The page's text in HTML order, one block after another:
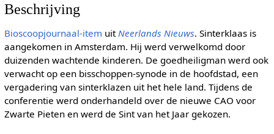
Beschrijving
Bioscoopjournaal-item uitNeerlands Nieuws. Sinterklaas is
aangekomen in Amsterdam. Hij werd verwelkomd door
duizenden wachtende kinderen. De goedheiligman werd ook
verwacht op een bisschoppen-synode in de hoofdstad, een
vergadering van sinterklazen uit het hele land. Tijdens de
conferentie werd onderhandeld over de nieuwe CAO voor
Zwarte Pieten en werd de Sint van het Jaar gekozen.